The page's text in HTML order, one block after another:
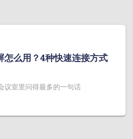
怎么用？4种快速连接方式
议室里问得最多的一句话